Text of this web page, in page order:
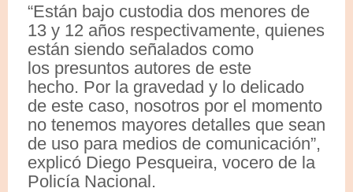
“Están bajo custodia dos menores de
13 y 12 años respectivamente, quienes
están siendo señalados como
los presuntos autores de este
hecho. Por la gravedad y lo delicado
de este caso, nosotros por el momento
no tenemos mayores detalles que sean
de uso para medios de comunicación”,
explicó Diego Pesqueira, vocero de la
Policía Nacional.